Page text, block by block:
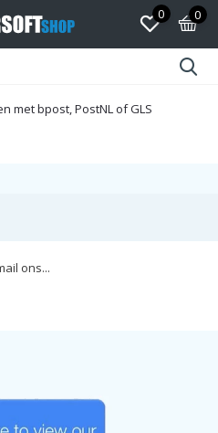
0 0
met bpost, PostNL of GLS
ons...